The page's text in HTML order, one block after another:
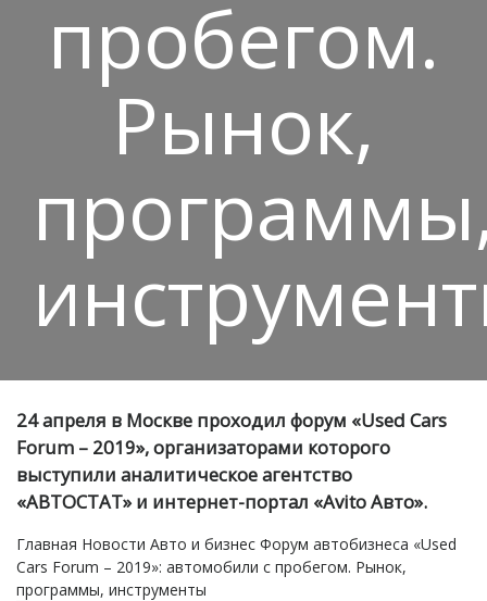
пробегом.
Рынок,
24 апреля в Москве проходил форум «Used Cars
Forum – 2019», организаторами которого
выступили аналитическое агентство
«АВТОСТАТ» и интернет-портал «Avito Авто».
Главная Новости Авто и бизнес Форум автобизнеса «Used
Cars Forum – 2019»: автомобили с пробегом. Рынок,
программы, инструменты